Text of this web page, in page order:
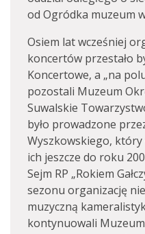
od Ogródka muzeum
Osiem lat wcześniej
koncertów przestało
Koncertowe, a „na
pozostali Muzeum
Suwalskie
było prowadzone
Wyszkowskiego, który
ich jeszcze do roku
Sejm RP „Rokiem
sezonu organizację
muzyczną
kontynuowali Muzeum